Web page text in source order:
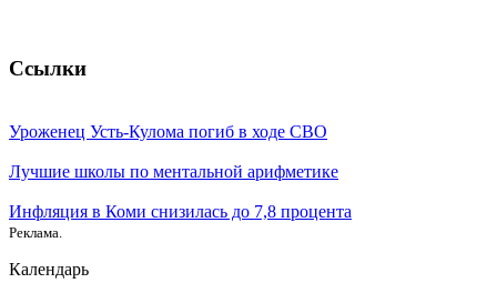
Ссылки
Уроженец Усть-Кулома погиб в ходе СВО
Лучшие школы по ментальной арифметике
Инфляция в Коми снизилась до 7,8 процента
Реклама.
Календарь